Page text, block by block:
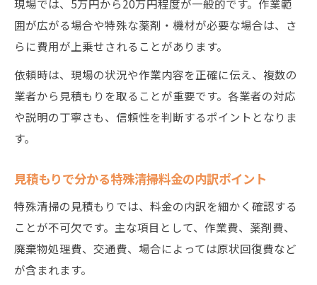
現場では、5万円から20万円程度が一般的です。作業範
囲が広がる場合や特殊な薬剤・機材が必要な場合は、さ
らに費用が上乗せされることがあります。
依頼時は、現場の状況や作業内容を正確に伝え、複数の
業者から見積もりを取ることが重要です。各業者の対応
や説明の丁寧さも、信頼性を判断するポイントとなりま
す。
見積もりで分かる特殊清掃料金の内訳ポイント
特殊清掃の見積もりでは、料金の内訳を細かく確認する
ことが不可欠です。主な項目として、作業費、薬剤費、
廃棄物処理費、交通費、場合によっては原状回復費など
が含まれます。